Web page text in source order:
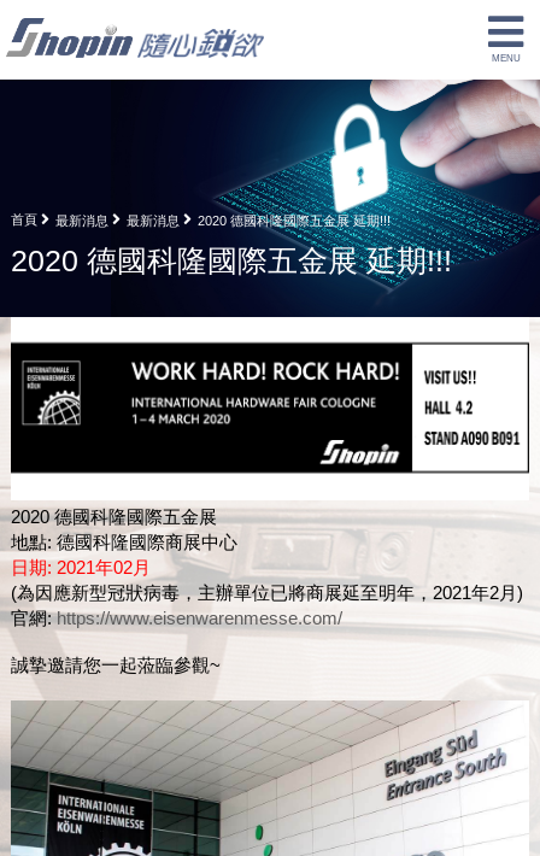
首頁 最新消息 最新消息 2020 德國科隆國際五金展 延期!!!
2020 德國科隆國際五金展 延期!!!
2020 德國科隆國際五金展
地點: 德國科隆國際商展中心
日期: 2021年02月
(為因應新型冠狀病毒，主辦單位已將商展延至明年，2021年2月)
官網:https://www.eisenwarenmesse.com/
誠摯邀請您一起蒞臨參觀~